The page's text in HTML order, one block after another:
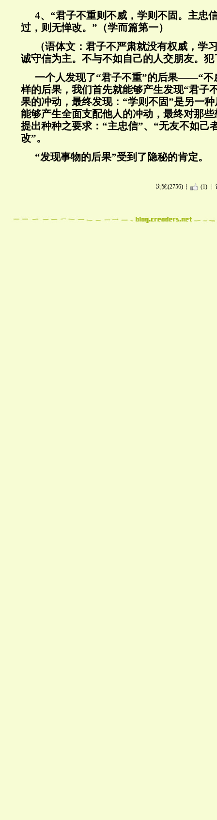
4、“君子不重则不威，学则不固。主忠
过，则无惮改。”（学而篇第一）
（语体文：君子不严肃就没有权威，学
诚守信为主。不与不如自己的人交朋友。
一个人发现了“君子不重”的后果——“不
样的后果，我们首先就能够产生发现“君子
果的冲动，最终发现：“学则不固”是另一
能够产生全面支配他人的冲动，最终对那
提出种种之要求：“主忠信”、“无友不如己
改”。
“发现事物的后果”受到了隐秘的肯定。
浏览(2756) (1)